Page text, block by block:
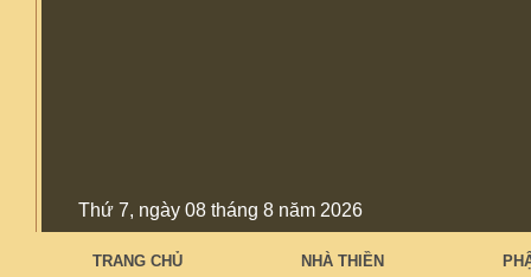
Thứ 7, ngày 08 tháng 8 năm 2026
TRANG CHỦ NHÀ THIỀN